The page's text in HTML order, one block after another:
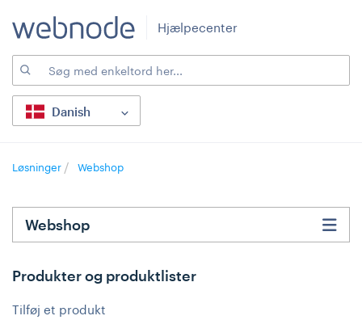
Hjælpecenter
Danish
Løsninger Webshop
Produkter og produktlister
Tilføj et produkt
Webshop